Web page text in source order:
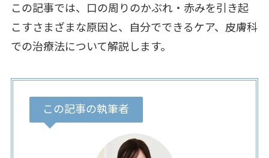
この記事では、口の周りのかぶれ・赤みを引き起
こすさまざまな原因と、自分でできるケア、皮膚科
での治療法について解説します。
この記事の執筆者